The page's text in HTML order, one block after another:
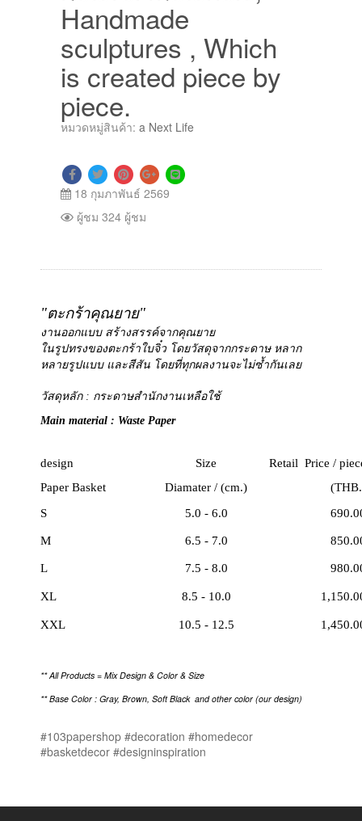
Handmade
sculptures , Which
is created piece by
piece.
หมวดหมู่สินค้า: a Next Life
18 กุมภาพันธ์ 2569
ผู้ชม 324 ผู้ชม
"ตะกร้าคุณยาย"
งานออกแบบ สร้างสรรค์จากคุณยาย
ในรูปทรงของตะกร้าใบจิ๋ว โดยวัสดุจากกระดาษ หลาก
หลายรูปแบบ และสีสัน โดยที่ทุกผลงานจะไม่ซ้ำกันเลย
วัสดุหลัก : กระดาษสำนักงานเหลือใช้
Main material : Waste Paper
design
Paper Basket
Size
Diamater / (cm.)
Retail Price /
S
5.0 - 6.0
M 6.5 - 7.0
L 7.5 - 8.0
XL 8.5 - 10.0
XXL 10.5 - 12.5
** All Products = Mix Design & Color & Size
** Base Color : Gray, Brown, Soft Black and other color (our design)
#103papershop #decoration #homedecor
#basketdecor #designinspiration